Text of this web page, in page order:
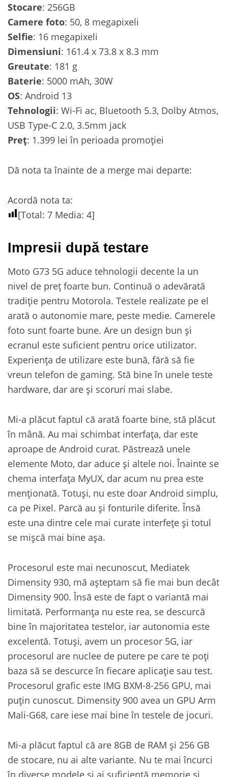
Stocare: 256GB
Camere foto: 50, 8 megapixeli
Selfie: 16 megapixeli
Dimensiuni: 161.4 x 73.8 x 8.3 mm
Greutate: 181 g
Baterie: 5000 mAh, 30W
OS: Android 13
Tehnologii: Wi-Fi ac, Bluetooth 5.3, Dolby Atmos,
USB Type-C 2.0, 3.5mm jack
Preț: 1.399 lei în perioada promoției
Dă nota ta înainte de a merge mai departe:
Acordă nota ta:
[Total: 7 Media: 4]
Impresii după testare
Moto G73 5G aduce tehnologii decente la un
nivel de preț foarte bun. Continuă o adevărată
tradiție pentru Motorola. Testele realizate pe el
arată o autonomie mare, peste medie. Camerele
foto sunt foarte bune. Are un design bun și
ecranul este suficient pentru orice utilizator.
Experiența de utilizare este bună, fără să fie
vreun telefon de gaming. Stă bine în unele teste
hardware, dar are și scoruri mai slabe.
Mi-a plăcut faptul că arată foarte bine, stă plăcut
în mână. Au mai schimbat interfața, dar este
aproape de Android curat. Păstrează unele
elemente Moto, dar aduce și altele noi. Înainte se
chema interfața MyUX, dar acum nu prea este
menționată. Totuși, nu este doar Android simplu,
ca pe Pixel. Parcă au și fonturile diferite. Însă
este una dintre cele mai curate interfețe și totul
se mișcă mai bine așa.
Procesorul este mai necunoscut, Mediatek
Dimensity 930, mă așteptam să fie mai bun decât
Dimensity 900. Însă este de fapt o variantă mai
limitată. Performanța nu este rea, se descurcă
bine în majoritatea testelor, iar autonomia este
excelentă. Totuși, avem un procesor 5G, iar
procesorul are nuclee de putere pe care te poți
baza să se descurce în fiecare aplicație sau test.
Procesorul grafic este IMG BXM-8-256 GPU, mai
puțin cunoscut. Dimensity 900 avea un GPU Arm
Mali-G68, care iese mai bine în testele de jocuri.
Mi-a plăcut faptul că are 8GB de RAM și 256 GB
de stocare, nu ai alte variante. Nu te mai încurci
în diverse modele și ai suficientă memorie și